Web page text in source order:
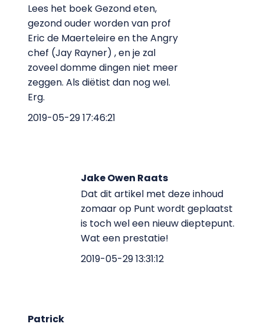
Lees het boek Gezond eten,
gezond ouder worden van prof
Eric de Maerteleire en the Angry
chef (Jay Rayner) , en je zal
zoveel domme dingen niet meer
zeggen. Als diëtist dan nog wel.
Erg.
2019-05-29 17:46:21
Jake Owen Raats
Dat dit artikel met deze inhoud
zomaar op Punt wordt geplaatst
is toch wel een nieuw dieptepunt.
Wat een prestatie!
2019-05-29 13:31:12
Patrick